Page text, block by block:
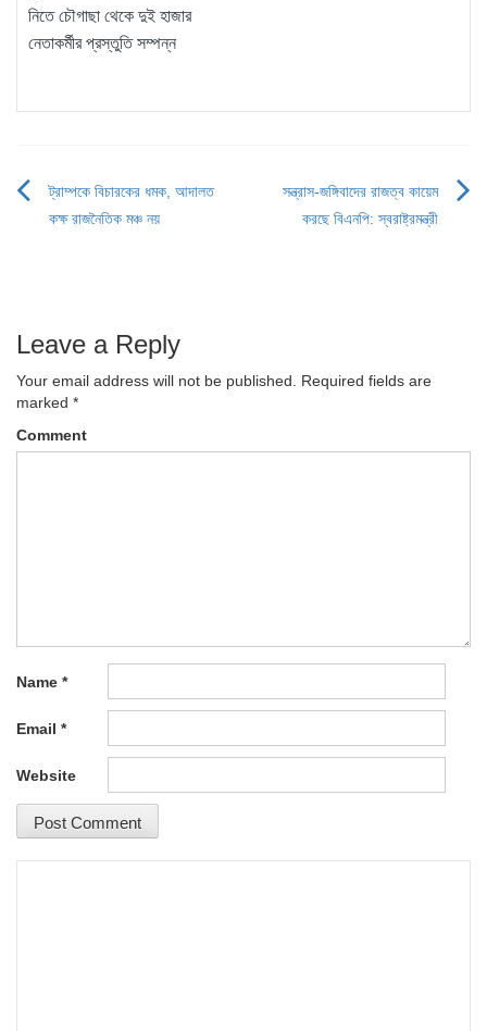
নিতে চৌগাছা থেকে দুই হাজার
নেতাকর্মীর প্রস্তুতি সম্পন্ন
Post
ট্রাম্পকে বিচারকের ধমক, আদালত
কক্ষ রাজনৈতিক মঞ্চ নয়
সন্ত্রাস-জঙ্গিবাদের রাজত্ব কায়েম
করছে বিএনপি: স্বরাষ্ট্রমন্ত্রী
Leave a Reply
Your email address will not be published. Required fields are
marked *
Comment
Name *
Email *
Website